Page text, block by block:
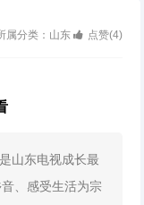
属分类：山东 点赞(4)
山东电视成长最
、感受生活为宗